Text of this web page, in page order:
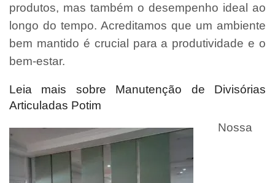
produtos, mas também o desempenho ideal ao
longo do tempo. Acreditamos que um ambiente
bem mantido é crucial para a produtividade e o
bem-estar.
Leia mais sobre Manutenção de Divisórias
Articuladas Potim
Nossa